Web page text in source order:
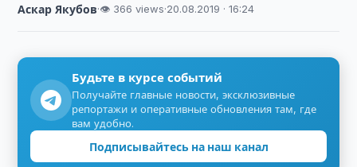
Аскар Якубов·👁 366 views·20.08.2019 · 16:24
Будьте в курсе событий
Получайте главные новости, эксклюзивные
репортажи и оперативные обновления там, где
вам удобно.
Подписывайтесь на наш канал